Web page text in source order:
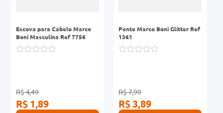
Escova para Cabelo Marco
Boni Masculina Ref 7756
R$ 4,49
R$ 1,89
Pente Marco Boni Glitter Ref
1361
R$ 7,99
R$ 3,89